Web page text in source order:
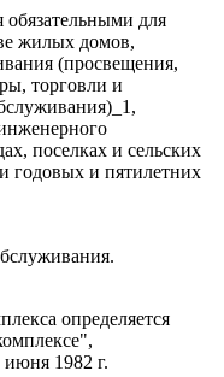
для
жилых домов,
(просвещения,
торговли и
поселках и сельских
годовых и пятилетних
определяется
1982 г.